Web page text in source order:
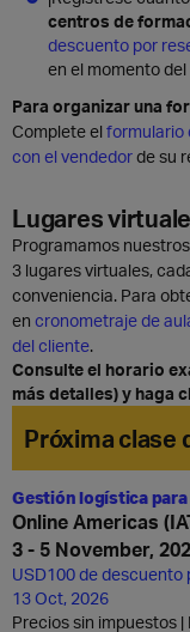
centros de
descuento por
en el momento del
Para organizar una
Complete el formulario
con el vendedorde su
Lugares
Programamos
3 lugares virtuales,
conveniencia. Para
en cronometraje de
del cliente.
Consulte el horario
más detalles) y haga
Próxima clase
Gestión logística para
Online Americas
3 - 5 November,
USD100 de descuento
13 Oct, 2026
Precios sin impuestos |